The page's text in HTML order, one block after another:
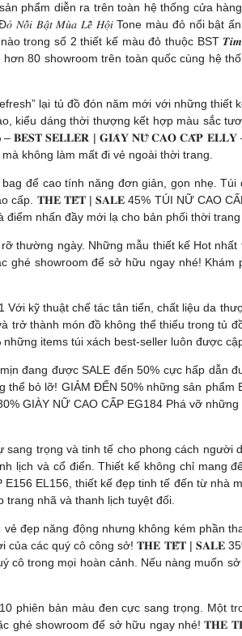
phẩm diễn ra trên toàn hệ thống cửa
𝑁𝑜̂̉𝑖 𝐵𝑎̣̂𝑡 𝑀𝑢̀𝑎 𝐿𝑒̂̃ 𝐻𝑜̣̂𝑖 Tone màu đỏ nổi
số 2 thiết kế màu đỏ thuộc BST
hơn 80 showroom trên toàn quốc cùng
lại tủ đồ đón năm mới với những
kiểu dáng thời thượng kết hợp màu sắc
– 𝐁𝐄𝐒𝐓 𝐒𝐄𝐋𝐋𝐄𝐑 | 𝐆𝐈𝐀̀𝐘 𝐍𝐔̛̃ 𝐂𝐀𝐎 𝐂𝐀̂́𝐏 𝐄𝐋𝐋𝐘
không làm mất đi vẻ ngoài thời trang.
để cao tính năng đơn giản, gọn nhẹ. Túi
cấp. 𝐓𝐇𝐄 𝐓𝐄̂́𝐓 | 𝐒𝐀𝐋𝐄 45% TÚI NỮ CAO
nhấn đầy mới lạ cho bản phối thời trang
ngày. Những mẫu thiết kế Hot
ghé showroom để sở hữu ngay nhé! Khám
kỹ thuật chế tác tân tiến, chất liệu da
trở thành món đồ không thể thiếu trong
items túi xách best-seller luôn được
đang được SALE đến 50% cực hấp dẫn
bỏ lỡ! GIẢM ĐẾN 50% những sản phẩm
GIÀY NỮ CAO CẤP EG184 Phá vỡ
trọng và tinh tế cho phong cách người
lịch và cổ điển. Thiết kế không chỉ mang
EL156, thiết kế đẹp tinh tế đến từ nhà
nhã và thanh lịch tuyệt đối.
đẹp năng động nhưng không kém phần
các quý cô công sở! 𝐓𝐇𝐄 𝐓𝐄̂́𝐓 | 𝐒𝐀𝐋𝐄
trong mọi hoàn cảnh. Nếu nàng muốn
phiên bản màu đen cực sang trọng. Một
ghé showroom để sở hữu ngay nhé! 𝐓𝐇𝐄